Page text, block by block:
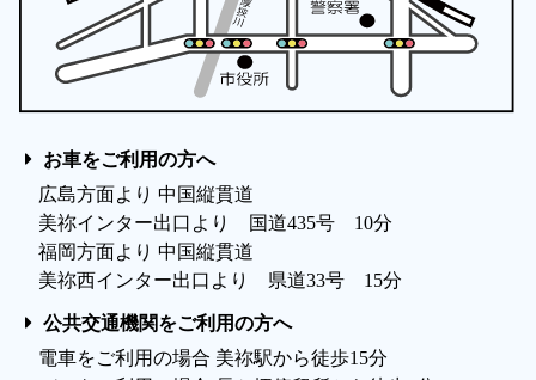
お車をご利用の方へ
広島方面より 中国縦貫道
美祢インター出口より 国道435号 10分
福岡方面より 中国縦貫道
美祢西インター出口より 県道33号 15分
公共交通機関をご利用の方へ
電車をご利用の場合 美祢駅から徒歩15分